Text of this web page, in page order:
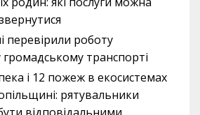
перевірили роботу
громадському транспорті
і 12 пожеж в екосистемах
рятувальники
відповідальними